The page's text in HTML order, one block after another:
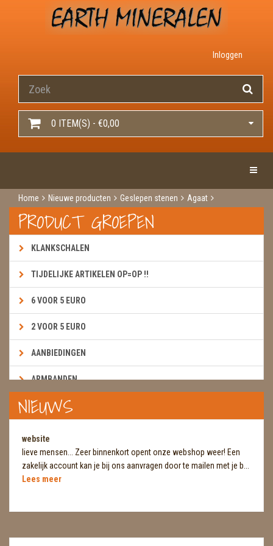
Inloggen
0 ITEM(S) - €0,00
Home Nieuwe producten Geslepen stenen
Agaat
Agaatschijf paars dik
PRODUCT GROEPEN
KLANKSCHALEN
TIJDELIJKE ARTIKELEN OP=OP !!
6 VOOR 5 EURO
2 VOOR 5 EURO
AANBIEDINGEN
ARMBANDEN
BOEKEN & KAARTEN E.A.R.T.H.
BROEKZAKSTENEN
CADEAUBONNEN
DIERTJES
DIVERSE
NIEUWS
website
lieve mensen... Zeer binnenkort opent onze webshop weer! Een
zakelijk account kan je bij ons aanvragen door te mailen met je b...
Lees meer